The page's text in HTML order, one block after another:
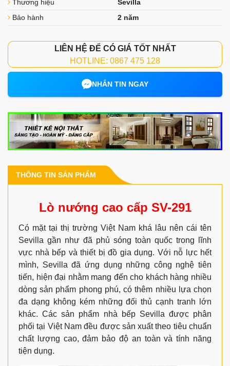
Thương hiệu
Sevilla
Bảo hành
2 năm
LIÊN HỆ ĐỂ CÓ GIÁ TỐT NHẤT
HOTLINE: 0867 475 128
NHẮN TIN NGAY
THÔNG TIN SẢN PHẨM
Lò nướng cao cấp SV-291
Có mặt tại thị trường Việt Nam khá lâu nên cái tên
Sevilla gần như đã phủ sóng toàn quốc trong lĩnh
vực nhà bếp và thiết bị đồ gia dụng. Với nỗ lực hết
mình, Sevilla đã ứng dụng những công nghệ tiên
tiến, hiện đại nhằm mang đến cho khách hàng nhiều
dòng sản phẩm phong phú, có thêm nhiều lựa chọn
đa dạng không kém những đối thủ cạnh tranh lớn
khác. Các sản phẩm nhà bếp Sevilla được phân
phối tại Việt Nam đều được sản xuất theo tiêu chuẩn
chất lượng cao, đảm bảo độ an toàn và tính năng
tiện dụng.